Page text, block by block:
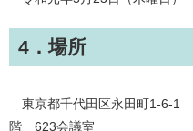
4．場所
東京都千代田区永田町1-6-
階 623会議室